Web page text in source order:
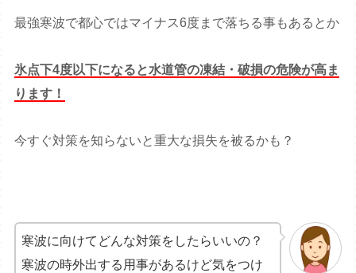
最強寒波で都心ではマイナス6度まで落ちる事もあるとか
氷点下4度以下になると水道管の凍結・破損の危険が高ま
ります！
今すぐ対策を知らないと重大な損失を被るかも？
寒波に向けてどんな対策をしたらいいの？
寒波の時外出する用事があるけど気をつけ